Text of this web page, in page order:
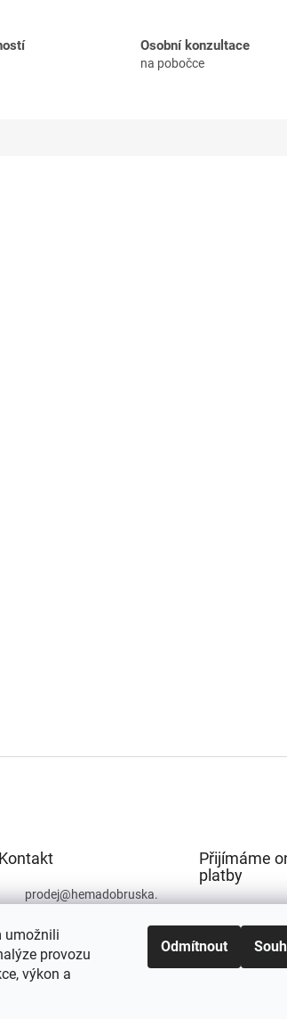
umožnili
provozu
výkon a
Odmítnout
Osobní konzultace
na pobočce
Kontakt
prodej@hemadobruska.
494 623 129
Přijímáme
platby